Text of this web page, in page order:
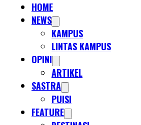
HOME
NEWS
KAMPUS
LINTAS KAMPUS
OPINI
ARTIKEL
SASTRA
PUISI
FEATURE